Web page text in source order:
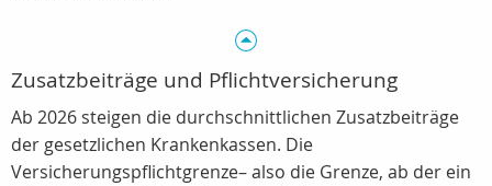
Zusatzbeiträge und Pflichtversicherung
Ab 2026 steigen die durchschnittlichen Zusatzbeiträge
der gesetzlichen Krankenkassen. Die
Versicherungspflichtgrenze– also die Grenze, ab der ein